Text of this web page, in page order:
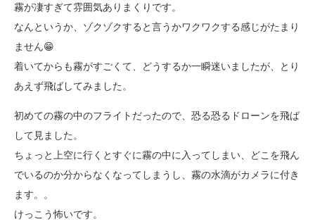
霧が凄すぎて雰囲気ありまくりです。
なんというか、ゾクゾクすると言うかワクワクする感じがたまり
ません😁
着いてからも霧がすごくて、どうするか一瞬迷いましたが、とり
あえず飛ばしてみました。
初めての霧の中のフライトだったので、恐る恐るドローンを飛ば
して見ました。
ちょっと上空に行くとすぐに霧の中に入ってしまい、どこを飛ん
でいるのか分からなくなってしまうし、霧の水滴がカメラに付き
ます。。
けっこう怖いです。